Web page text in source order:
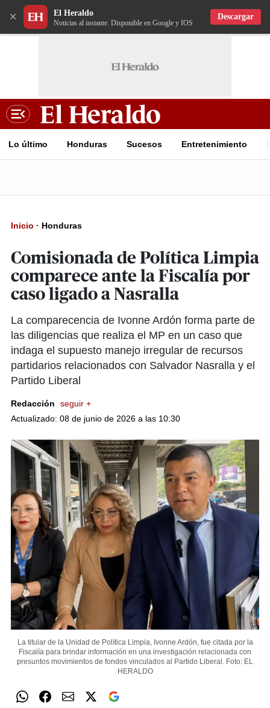
× El Heraldo
Noticias al instante. Disponible en Google y IOS
Descargar
Lo último Honduras Sucesos Entretenimiento
Inicio · Honduras
Comisionada de Política Limpia
comparece ante la Fiscalía por
caso ligado a Nasralla
La comparecencia de Ivonne Ardón forma parte de
las diligencias que realiza el MP en un caso que
indaga el supuesto manejo irregular de recursos
partidarios relacionados con Salvador Nasralla y el
Partido Liberal
Redacción
seguir +
Actualizado: 08 de junio de 2026 a las 10:30
La titular de la Unidad de Política Limpia, Ivonne Ardón, fue citada por la
Fiscalía para brindar información en una investigación relacionada con
presuntos movimientos de fondos vinculados al Partido Liberal. Foto: EL
HERALDO